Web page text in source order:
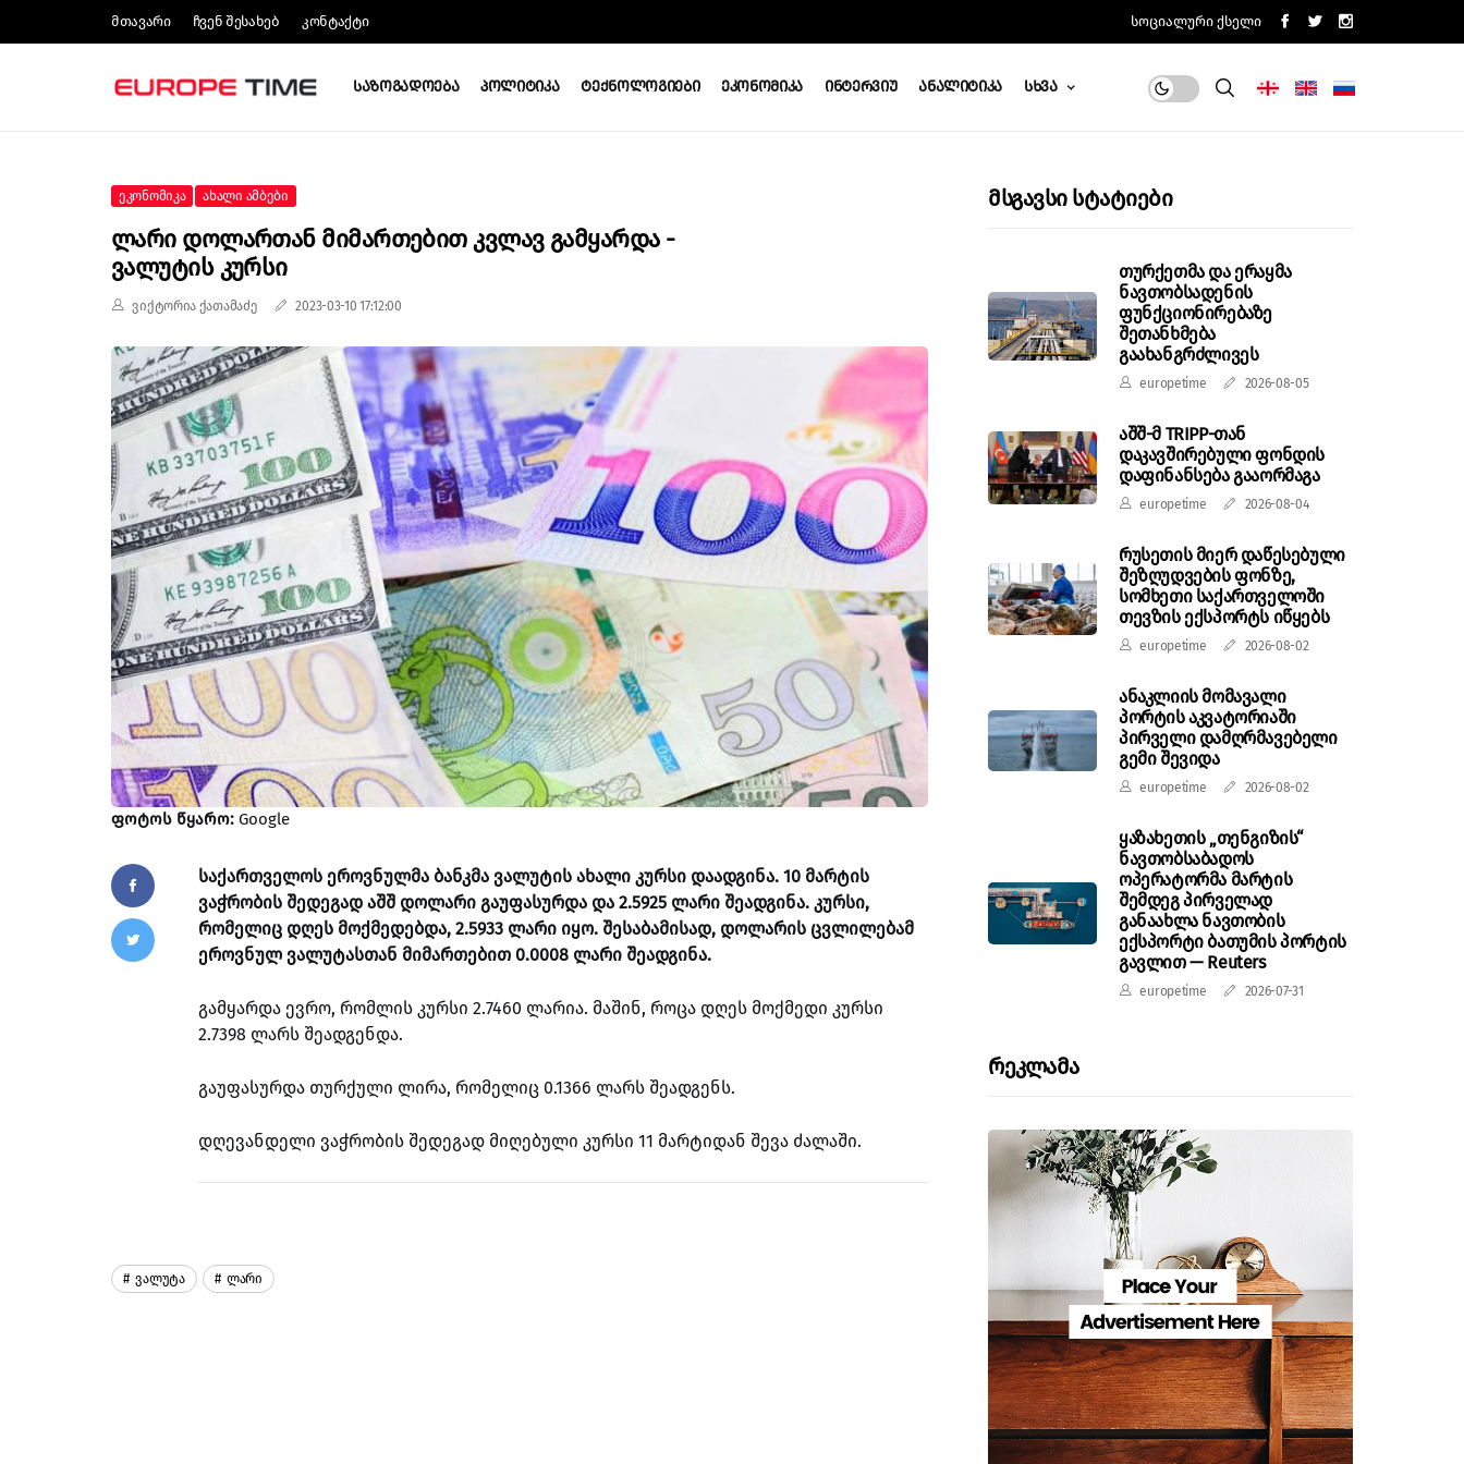
Მთავარი Ჩვენ Შესახებ Კონტაქტი Სოციალური Ქსელი
Საზოგადოება Პოლიტიკა Ტექნოლოგიები Ეკონომიკა Ინტერვიუ Ანალიტიკა Სხვა
Ეკონომიკა Ახალი Ამბები
Ლარი Დოლართან Მიმართებით Კვლავ Გამყარდა -
Ვალუტის Კურსი
ვიქტორია ქათამაძე 2023-03-10 17:12:00
ფოტოს წყარო: Google
საქართველოს ეროვნულმა ბანკმა ვალუტის ახალი კურსი დაადგინა. 10 მარტის
ვაჭრობის შედეგად აშშ დოლარი გაუფასურდა და 2.5925 ლარი შეადგინა. კურსი,
რომელიც დღეს მოქმედებდა, 2.5933 ლარი იყო. შესაბამისად, დოლარის ცვლილებამ
ეროვნულ ვალუტასთან მიმართებით 0.0008 ლარი შეადგინა.
გამყარდა ევრო, რომლის კურსი 2.7460 ლარია. მაშინ, როცა დღეს მოქმედი კურსი
2.7398 ლარს შეადგენდა.
გაუფასურდა თურქული ლირა, რომელიც 0.1366 ლარს შეადგენს.
დღევანდელი ვაჭრობის შედეგად მიღებული კურსი 11 მარტიდან შევა ძალაში.
Ვალუტა Ლარი
Მსგავსი Სტატიები
თურქეთმა და ერაყმა
ნავთობსადენის
ფუნქციონირებაზე
შეთანხმება
გაახანგრძლივეს
europetime 2026-08-05
აშშ-მ TRIPP-თან
დაკავშირებული ფონდის
დაფინანსება გააორმაგა
europetime 2026-08-04
რუსეთის მიერ დაწესებული
შეზღუდვების ფონზე,
სომხეთი საქართველოში
თევზის ექსპორტს იწყებს
europetime 2026-08-02
ანაკლიის მომავალი
პორტის აკვატორიაში
პირველი დამღრმავებელი
გემი შევიდა
europetime 2026-08-02
ყაზახეთის „თენგიზის“
ნავთობსაბადოს
ოპერატორმა მარტის
შემდეგ პირველად
განაახლა ნავთობის
ექსპორტი ბათუმის პორტის
გავლით — Reuters
europetime 2026-07-31
Რეკლამა